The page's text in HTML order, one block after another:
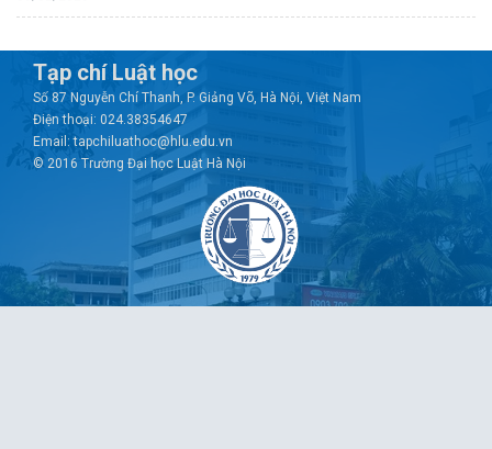
Tạp chí Luật học
Số 87 Nguyễn Chí Thanh, P. Giảng Võ, Hà Nội, Việt Nam
Điện thoại: 024.38354647
Email: tapchiluathoc@hlu.edu.vn
© 2016 Trường Đại học Luật Hà Nội